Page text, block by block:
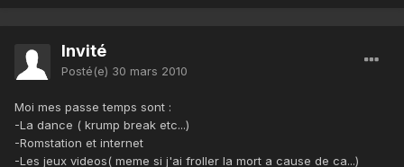
Invité
Posté(e) 30 mars 2010
Moi mes passe temps sont :
-La dance ( krump break etc...)
-Romstation et internet
-Les jeux videos( meme si j'ai froller la mort a cause de ca...)